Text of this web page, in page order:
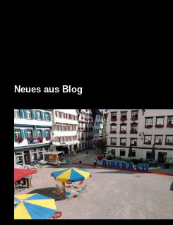
Neues aus Blog